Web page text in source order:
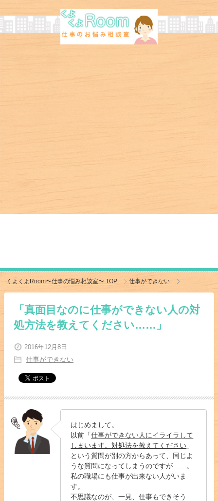
くよくよRoom〜仕事の悩み相談室〜TOP 仕事ができない
「真面目なのに仕事ができない人の対
処方法を教えてください……」
2016年12月8日
仕事ができない
はじめまして。
以前「仕事ができない人にイライラして
しまいます。対処法を教えてください 」
という質問が別の方からあって、同じよ
うな質問になってしまうのですが……。
私の職場にも仕事が出来ない人がいま
す。
不思議なのが、一見、仕事もできそう